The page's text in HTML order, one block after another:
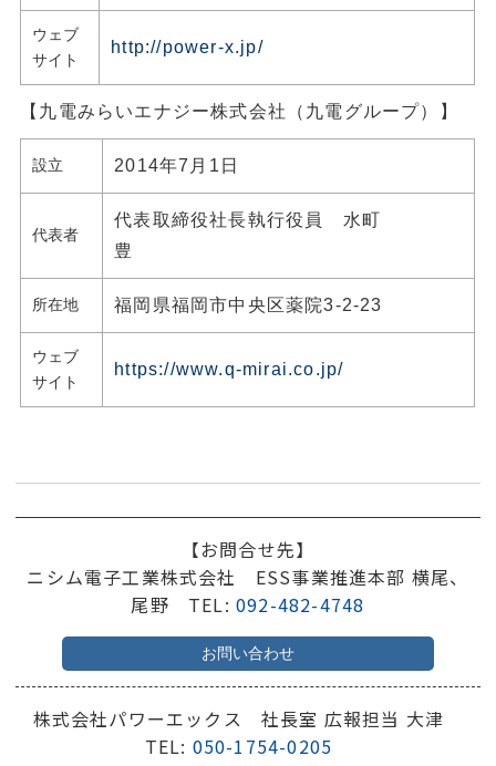
ウェブ
サイト
http://power-x.jp/
【九電みらいエナジー株式会社（九電グループ）】
設立 2014年7月1日
代表者
代表取締役社長執行役員 水町
豊
所在地 福岡県福岡市中央区薬院3-2-23
ウェブ
サイト
https://www.q-mirai.co.jp/
【お問合せ先】
ニシム電子工業株式会社 ESS事業推進本部 横尾、
尾野 TEL: 092-482-4748
お問い合わせ
株式会社パワーエックス 社長室 広報担当 大津
TEL: 050-1754-0205